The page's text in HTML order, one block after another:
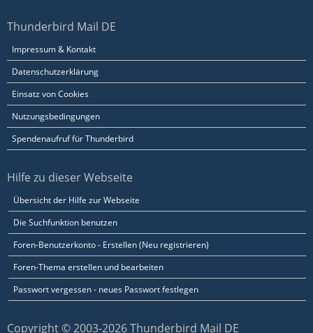
Thunderbird Mail DE
Impressum & Kontakt
Datenschutzerklärung
Einsatz von Cookies
Nutzungsbedingungen
Spendenaufruf für Thunderbird
Hilfe zu dieser Webseite
Übersicht der Hilfe zur Webseite
Die Suchfunktion benutzen
Foren-Benutzerkonto - Erstellen (Neu registrieren)
Foren-Thema erstellen und bearbeiten
Passwort vergessen - neues Passwort festlegen
Copyright © 2003-2026 Thunderbird Mail DE